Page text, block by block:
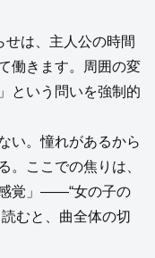
せは、主人公の時間
働きます。周囲の変
という問いを強制的
い。憧れがあるから
。ここでの焦りは、
覚」——“女の子の
むと、曲全体の切